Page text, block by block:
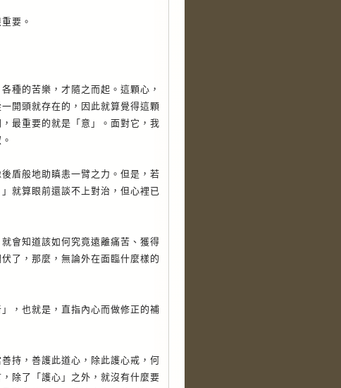
要。
的苦樂，才隨之而起。這顆心，
開頭就存在的，因此就算覺得這顆
最重要的就是「意」。面對它，我
盾般地助瞋恚一臂之力。但是，若
就算眼前還談不上對治，但心裡已
會知道該如何究竟遠離痛苦、獲得
了，那麼，無論外在面臨什麼樣的
，也就是，直指內心而做修正的補
持，善護此道心，除此護心戒，何
除了「護心」之外，就沒有什麼要